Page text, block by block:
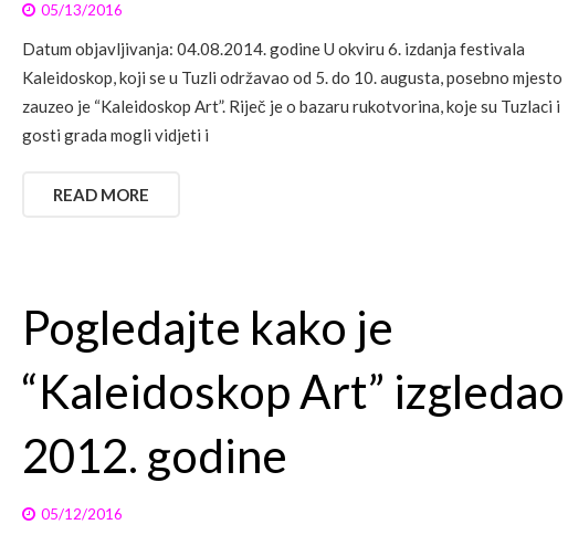
05/13/2016
Datum objavljivanja: 04.08.2014. godine U okviru 6. izdanja festivala
Kaleidoskop, koji se u Tuzli održavao od 5. do 10. augusta, posebno mjesto
zauzeo je “Kaleidoskop Art”. Riječ je o bazaru rukotvorina, koje su Tuzlaci i
gosti grada mogli vidjeti i
READ MORE
Pogledajte kako je
“Kaleidoskop Art” izgledao
2012. godine
05/12/2016